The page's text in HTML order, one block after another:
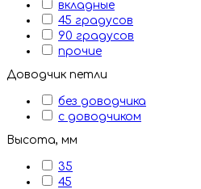
вкладные
45 градусов
90 градусов
прочие
Доводчик петли
без доводчика
с доводчиком
Высота, мм
35
45